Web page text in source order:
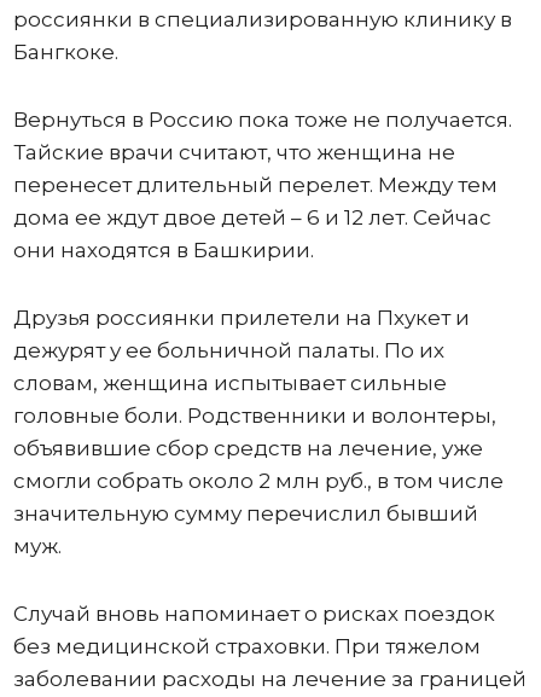
россиянки в специализированную клинику в
Бангкоке.
Вернуться в Россию пока тоже не получается.
Тайские врачи считают, что женщина не
перенесет длительный перелет. Между тем
дома ее ждут двое детей – 6 и 12 лет. Сейчас
они находятся в Башкирии.
Друзья россиянки прилетели на Пхукет и
дежурят у ее больничной палаты. По их
словам, женщина испытывает сильные
головные боли. Родственники и волонтеры,
объявившие сбор средств на лечение, уже
смогли собрать около 2 млн руб., в том числе
значительную сумму перечислил бывший
муж.
Случай вновь напоминает о рисках поездок
без медицинской страховки. При тяжелом
заболевании расходы на лечение за границей